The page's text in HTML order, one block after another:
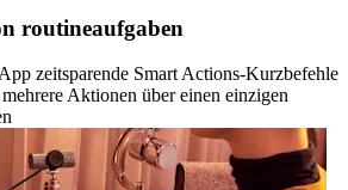
routineaufgaben
zeitsparende Smart Actions-Kurzbefehle
Aktionen über einen einzigen